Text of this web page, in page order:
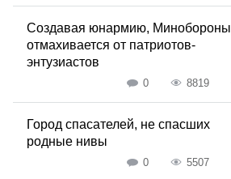
Создавая юнармию, Минобороны
отмахивается от патриотов-
энтузиастов
0 8819
Город спасателей, не спасших
родные нивы
0 5507